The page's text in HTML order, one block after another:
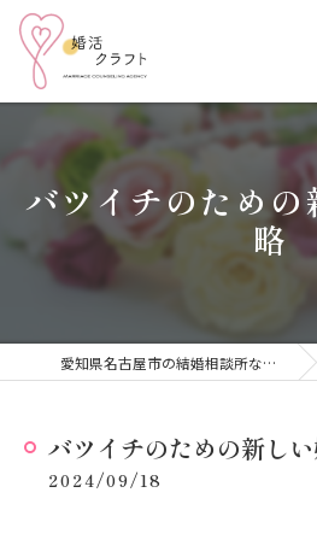
バツイチのための
略
愛知県名古屋市の結婚相談所なら結婚相談所 婚活クラフト
バツイチのための新し
2024/09/18